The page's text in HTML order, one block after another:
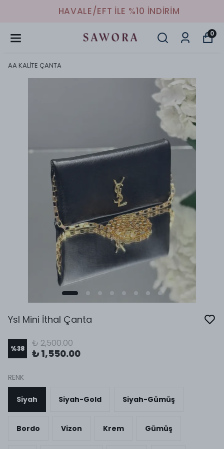
HAVALE/EFT İLE %10 İNDİRİM
0
AA KALİTE ÇANTA
Ysl Mini İthal Çanta
%38 ₺ 2,500.00
₺ 1,550.00
RENK
Siyah Siyah-Gold Siyah-Gümüş
Bordo Vizon Krem Gümüş